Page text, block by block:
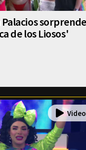
sorprende
de los Liosos'